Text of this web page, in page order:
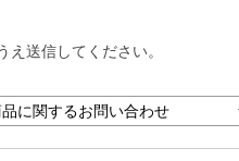
送信してください。